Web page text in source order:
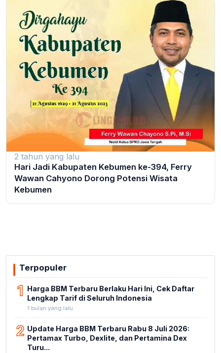
2 tahun yang lalu
Hari Jadi Kabupaten Kebumen ke-394, Ferry
Wawan Cahyono Dorong Potensi Wisata
Kebumen
Terpopuler
1 Harga BBM Terbaru Berlaku Hari Ini, Cek Daftar
Lengkap Tarif di Seluruh Indonesia
1 bulan yang lalu
2 Update Harga BBM Terbaru Rabu 8 Juli 2026:
Pertamax Turbo, Dexlite, dan Pertamina Dex
Turu...